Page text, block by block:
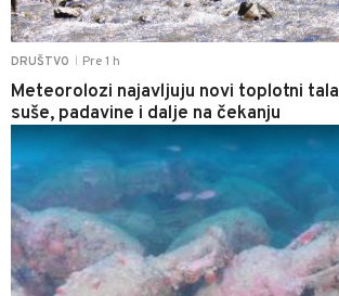
DRUŠTVO Pre 1 h
Meteorolozi najavljuju novi toplotni
suše, padavine i dalje na čekanju